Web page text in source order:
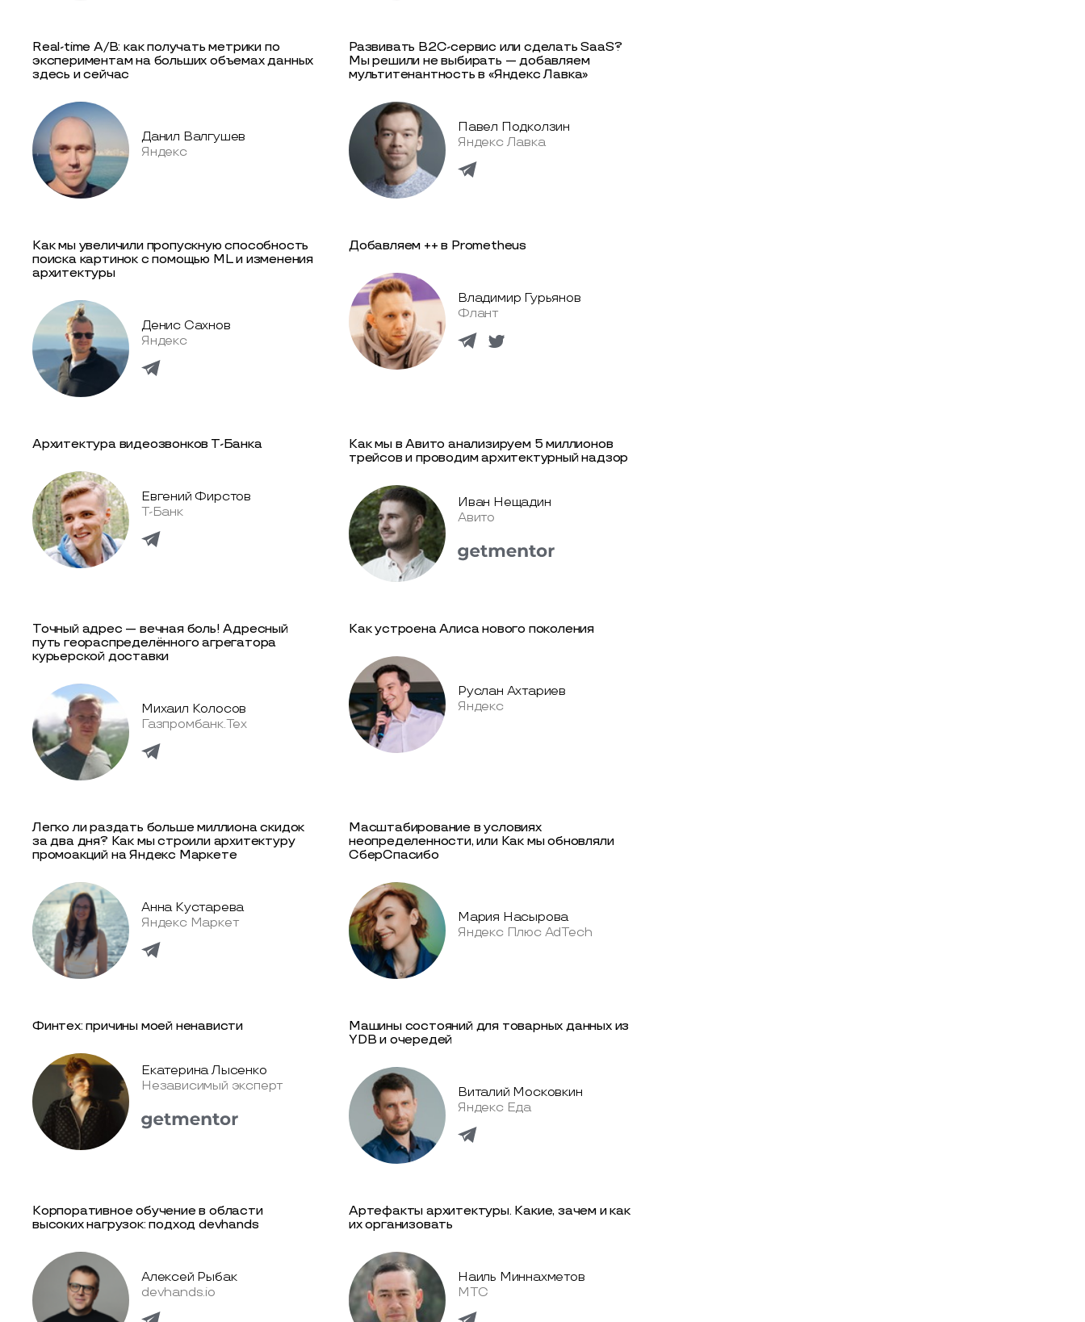
Real-time A/B: как получать метрики по
экспериментам на больших объемах данных
здесь и сейчас
Данил Валгушев
Яндекс
Развивать B2C-сервис или сделать SaaS?
Мы решили не выбирать — добавляем
мультитенантность в «Яндекс Лавка»
Павел Подколзин
Яндекс Лавка
Как мы увеличили пропускную способность
поиска картинок с помощью ML и изменения
архитектуры
Денис Сахнов
Яндекс
Добавляем ++ в Prometheus
Владимир Гурьянов
Флант
Архитектура видеозвонков Т-Банка
Евгений Фирстов
Т-Банк
Как мы в Авито анализируем 5 миллионов
трейсов и проводим архитектурный надзор
Иван Нещадин
Авито
Точный адрес — вечная боль! Адресный
путь геораспределённого агрегатора
курьерской доставки
Михаил Колосов
Газпромбанк.Тех
Как устроена Алиса нового поколения
Руслан Ахтариев
Яндекс
Легко ли раздать больше миллиона скидок
за два дня? Как мы строили архитектуру
промоакций на Яндекс Маркете
Анна Кустарева
Яндекс Маркет
Масштабирование в условиях
неопределенности, или Как мы обновляли
СберСпасибо
Мария Насырова
Яндекс Плюс AdTech
Финтех: причины моей ненависти
Екатерина Лысенко
Независимый эксперт
Машины состояний для товарных данных из
YDB и очередей
Виталий Московкин
Яндекс Еда
Корпоративное обучение в области
высоких нагрузок: подход devhands
Алексей Рыбак
devhands.io
Артефакты архитектуры. Какие, зачем и как
их организовать
Наиль Миннахметов
МТС